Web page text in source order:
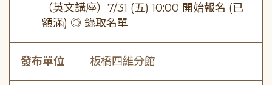
（英文講座）7/31 (五) 10:00 開始報名 (已
額滿) ◎ 錄取名單
發布單位 板橋四維分館